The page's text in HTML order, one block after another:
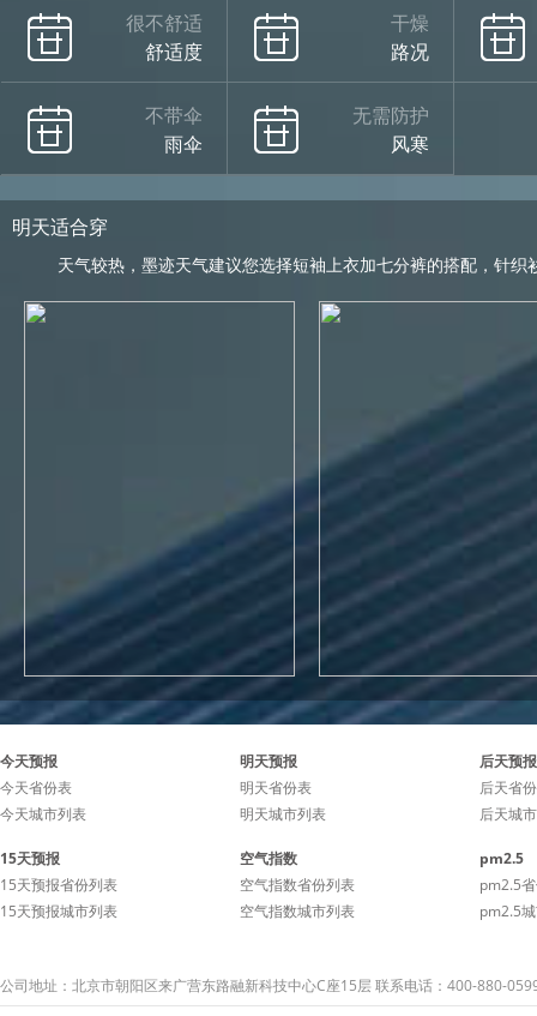
很不舒适
舒适度
干燥
路况
不带伞
雨伞
无需防护
风寒
明天适合穿
天气较热，墨迹天气建议您选择短袖上衣加七分裤的搭配，针织
今天预报
今天省份表
今天城市列表
明天预报
明天省份表
明天城市列表
后天预报
后天省
后天城
15天预报
15天预报省份列表
15天预报城市列表
空气指数
空气指数省份列表
空气指数城市列表
pm2.5
pm2.5
pm2.5
公司地址：北京市朝阳区来广营东路融新科技中心C座15层 联系电话：400-880-